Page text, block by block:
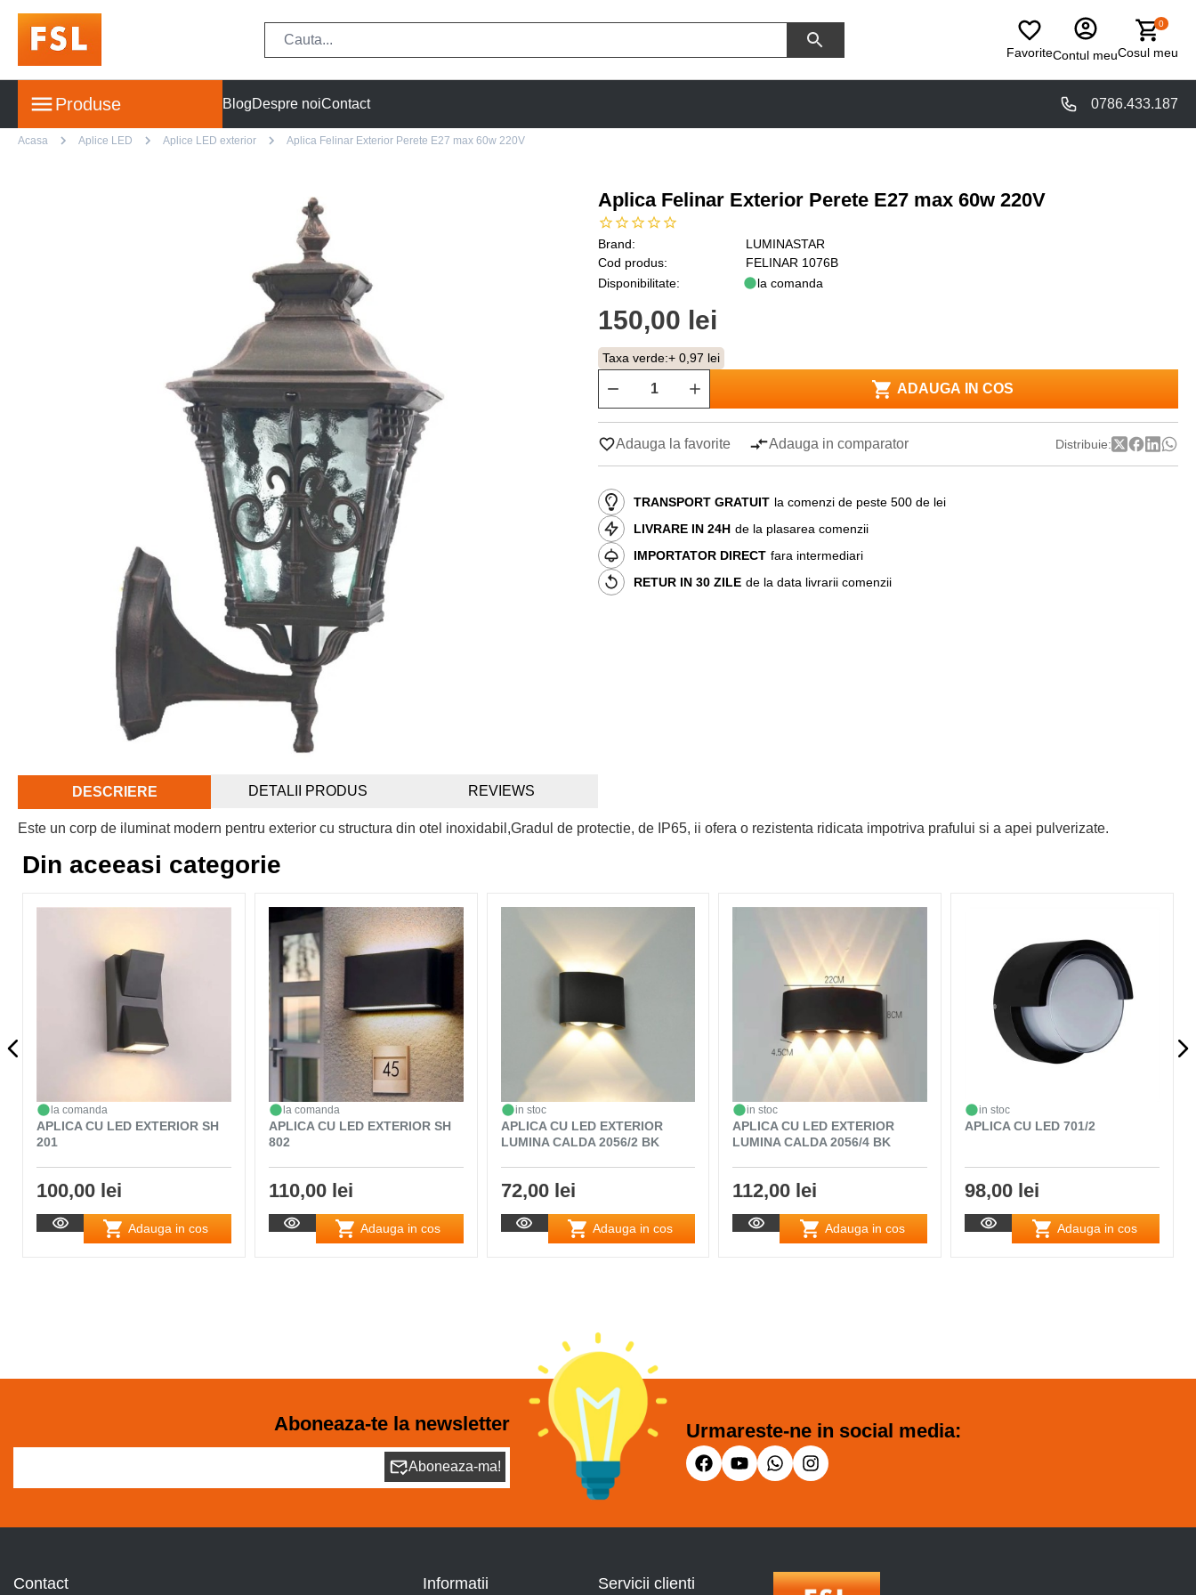
FavoriteContul meu
0
Cosul meu
Produse BlogDespre noiContact 0786.433.187
Acasa Aplice LED Aplice LED exterior Aplica Felinar Exterior Perete E27 max 60w 220V
Aplica Felinar Exterior Perete E27 max 60w 220V
Brand:
LUMINASTAR
Cod produs:
FELINAR 1076B
Disponibilitate:
la comanda
150,00 lei
Taxa verde:+ 0,97 lei
ADAUGA IN COS
Adauga la favorite Adauga in comparator Distribuie:
TRANSPORT GRATUIT la comenzi de peste 500 de lei
LIVRARE IN 24H de la plasarea comenzii
IMPORTATOR DIRECT fara intermediari
RETUR IN 30 ZILE de la data livrarii comenzii
DESCRIERE DETALII PRODUS REVIEWS
Este un corp de iluminat modern pentru exterior cu structura din otel inoxidabil,Gradul de protectie, de IP65, ii ofera o rezistenta ridicata impotriva prafului si a apei pulverizate.
Din aceeasi categorie
la comanda
APLICA CU LED EXTERIOR SH
201
100,00 lei
Adauga in cos
la comanda
APLICA CU LED EXTERIOR SH
802
110,00 lei
Adauga in cos
in stoc
APLICA CU LED EXTERIOR
LUMINA CALDA 2056/2 BK
72,00 lei
Adauga in cos
in stoc
APLICA CU LED EXTERIOR
LUMINA CALDA 2056/4 BK
112,00 lei
Adauga in cos
in stoc
APLICA CU LED 701/2
98,00 lei
Adauga in cos
Aboneaza-te la newsletter
Aboneaza-ma!
Urmareste-ne in social media:
Contact Informatii Servicii clienti